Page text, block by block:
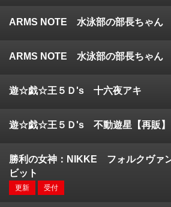
ARMS NOTE 水泳部の部長ちゃん
ARMS NOTE 水泳部の部長ちゃん
遊☆戯☆王５Ｄ's 十六夜アキ
遊☆戯☆王５Ｄ's 不動遊星【再販】
勝利の女神：NIKKE フォルクヴァ
ビット
更新 受付